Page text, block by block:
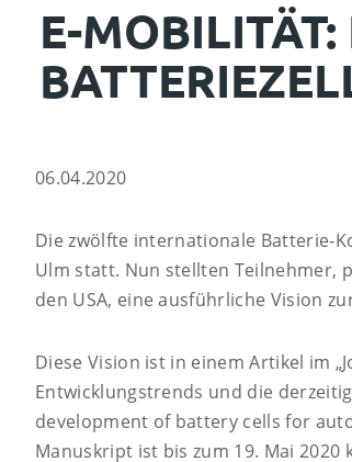
E-
06.04.2020
Die zwölfte internationale Batterie-
Ulm statt. Nun stellten Teilnehmer,
den USA, eine ausführliche Vision
Diese Vision ist in einem Artikel im
Entwicklungstrends und die
development of battery cells for
Manuskript ist bis zum 19. Mai 2020